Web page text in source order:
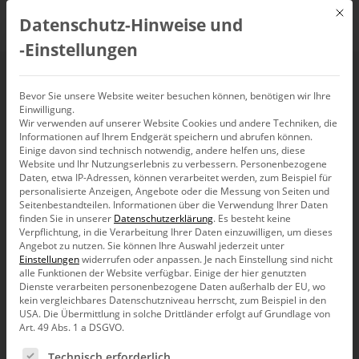
Datenintegration und
ETL (09.09.2020)
9. September 2020, 13:00–14:00Uhr,Webinar
Mit
Datenschutz-Hinweise und
‑Einstellungen
Bevor Sie unsere Website weiter besuchen können, benötigen wir Ihre
Einwilligung.
Wir verwenden auf unserer Website Cookies und andere Techniken, die
Informationen auf Ihrem Endgerät speichern und abrufen können.
Einige davon sind technisch notwendig, andere helfen uns, diese
Website und Ihr Nutzungserlebnis zu verbessern. Personenbezogene
Daten, etwa IP-Adressen, können verarbeitet werden, zum Beispiel für
personalisierte Anzeigen, Angebote oder die Messung von Seiten und
Seitenbestandteilen. Informationen über die Verwendung Ihrer Daten
finden Sie in unserer Datenschutzerklärung. Es besteht keine
Verpflichtung, in die Verarbeitung Ihrer Daten einzuwilligen, um dieses
Angebot zu nutzen.Sie können Ihre Auswahl jederzeit unter
Einstellungenwiderrufen oder anpassen. Je nach Einstellung sind nicht
alle Funktionen der Website verfügbar. Einige der hier genutzten
Dienste verarbeiten personenbezogene Daten außerhalb der EU, wo
kein vergleichbares Datenschutzniveau herrscht, zum Beispiel in den
USA. Die Übermittlung in solche Drittländer erfolgt auf Grundlage von
Art. 49 Abs. 1 a DSGVO.
Es folgt eine Liste der Service-Gruppen, für die eine